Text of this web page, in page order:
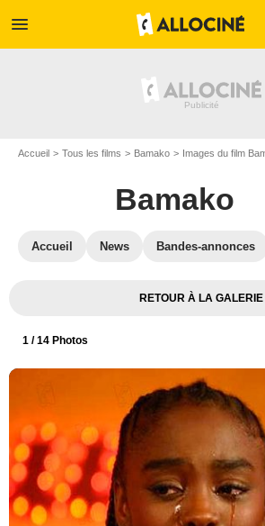
menu
Accueil Tous les films Bamako Images du film
Bamako
Accueil News Bandes-annonces
RETOUR À LA GALERIE
1 / 14 Photos